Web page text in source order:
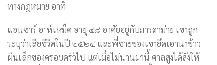
ทางกฎหมาย อาทิ
แอนซาร์ อาห์เหม็ด อายุ ๔๘ อาศัยอยู่กับมารดาม่าย เขาถูก
ระบุว่าเสียชีวิตในปี ๒๕๒๔ และพี่ชายของเขายึดเอานาข้าว
ผืนเล็กของครอบครัวไป แต่เมื่อไม่นานมานี้ ศาลสูงได้สั่งให้